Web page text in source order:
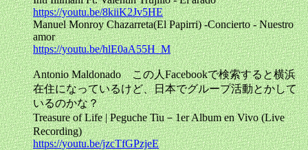
https://youtu.be/8kiiK2Jv5HE
Manuel Monroy Chazarreta(El Papirri) -Concierto - Nuestro
amor
https://youtu.be/hlE0aA55H_M
Antonio Maldonado この人Facebookで検索すると横浜
在住になっているけど、日本でグループ活動とかして
いるのかな？
Treasure of Life | Peguche Tiu－1er Album en Vivo (Live
Recording)
https://youtu.be/jzcTfGPzjeE